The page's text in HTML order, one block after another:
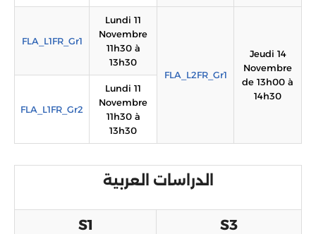
FLA_L1FR_Gr1
Lundi 11
Novembre
11h30 à
13h30
FLA_L2FR_Gr1
Jeudi 14
Novembre
de 13h00 à
14h30
FLA_L1FR_Gr2
Lundi 11
Novembre
11h30 à
13h30
الدراسات العربية
S1 S3